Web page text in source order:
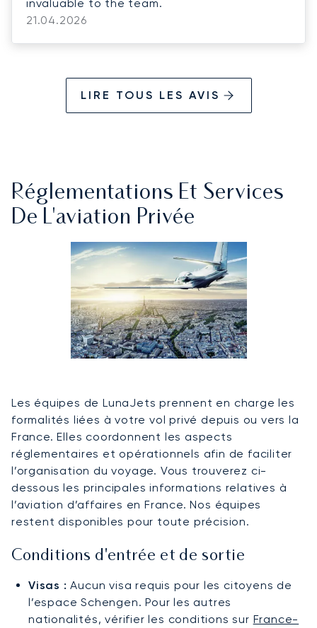
invaluable to the team.
21.04.2026
LIRE TOUS LES AVIS
Réglementations Et Services
De L'aviation Privée
Les équipes de LunaJets prennent en charge les
formalités liées à votre vol privé depuis ou vers la
France. Elles coordonnent les aspects
réglementaires et opérationnels afin de faciliter
l’organisation du voyage. Vous trouverez ci-
dessous les principales informations relatives à
l’aviation d’affaires en France. Nos équipes
restent disponibles pour toute précision.
Conditions d'entrée et de sortie
Visas : Aucun visa requis pour les citoyens de
l’espace Schengen. Pour les autres
nationalités, vérifier les conditions sur France-